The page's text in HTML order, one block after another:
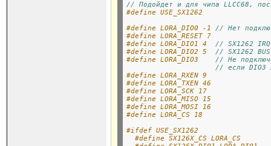
// Подойдет и для чипа LLCC68,
#define USE_SX1262
#define LORA_DIO0 -1 // Нет
#define LORA_RESET 7
#define LORA_DIO1 4 // SX1262 IRQ
#define LORA_DIO2 5 // SX1262
#define LORA_DIO3 // Не
// если DIO3
#define LORA_RXEN 9
#define LORA_TXEN 46
#define LORA_SCK 17
#define LORA_MISO 15
#define LORA_MOSI 16
#define LORA_CS 18
#ifdef USE_SX1262
#define SX126X_CS LORA_CS